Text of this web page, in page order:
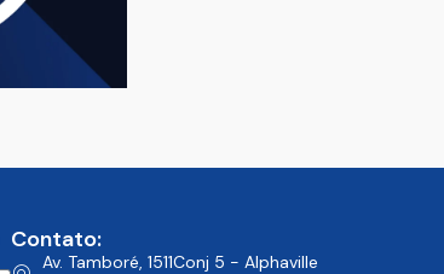
Contato:
Av. Tamboré, 1511Conj 5 - Alphaville